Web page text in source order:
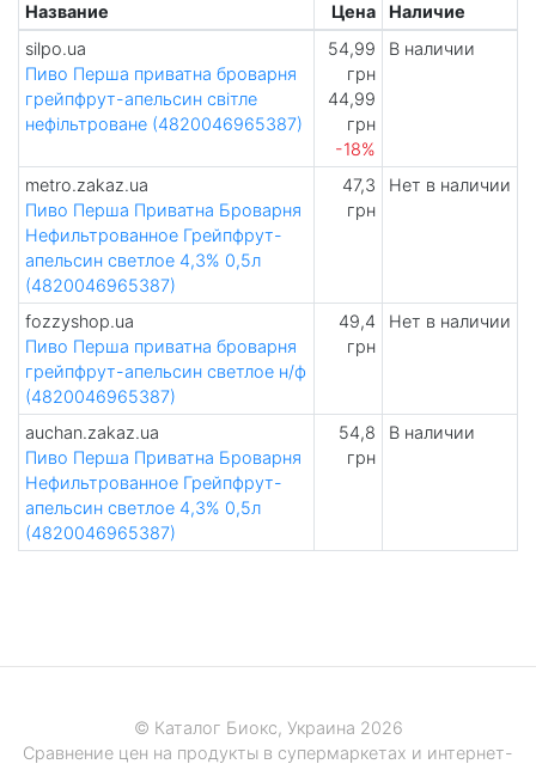
Название Цена
Наличие
silpo.ua
Пиво Перша приватна броварня
грейпфрут-апельсин світле
нефільтроване (4820046965387)
54,99
грн
44,99
грн
-18%
В наличии
metro.zakaz.ua
Пиво Перша Приватна Броварня
Нефильтрованное Грейпфрут-
апельсин светлое 4,3% 0,5л
(4820046965387)
47,3
грн
Нет в наличии
fozzyshop.ua
Пиво Перша приватна броварня
грейпфрут-апельсин светлое н/ф
(4820046965387)
49,4
грн
Нет в наличии
auchan.zakaz.ua
Пиво Перша Приватна Броварня
Нефильтрованное Грейпфрут-
апельсин светлое 4,3% 0,5л
(4820046965387)
54,8
грн
В наличии
© Каталог Биокс, Украина 2026
Сравнение цен на продукты в супермаркетах и интернет-